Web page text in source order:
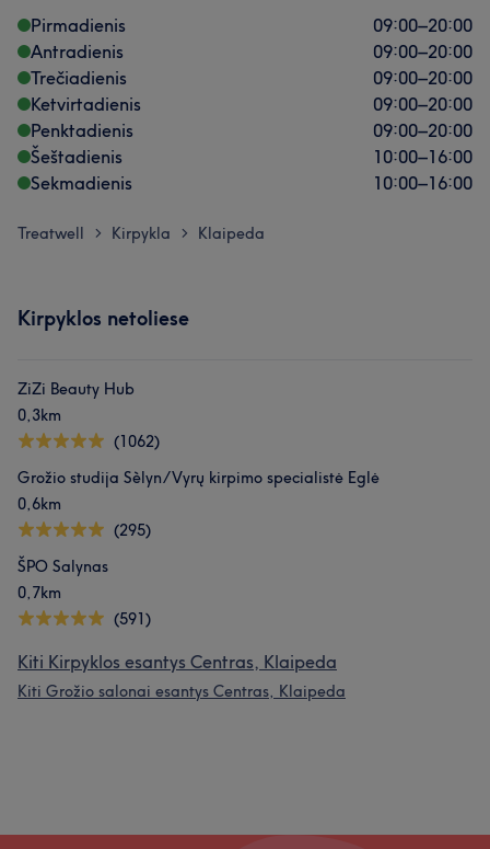
Pirmadienis 09:00–20:00
Antradienis
09:00–20:00
Trečiadienis
09:00–20:00
Ketvirtadienis
09:00–20:00
Penktadienis
09:00–20:00
Šeštadienis
10:00–16:00
Sekmadienis
10:00–16:00
Treatwell > Kirpykla > Klaipeda
Kirpyklos netoliese
ZiZi Beauty Hub
0,3km
(1062)
Grožio studija Sèlyn/Vyrų kirpimo specialistė Eglė
0,6km
(295)
ŠPO Salynas
0,7km
(591)
Kiti Kirpyklos esantys Centras, Klaipeda
Kiti Grožio salonai esantys Centras, Klaipeda